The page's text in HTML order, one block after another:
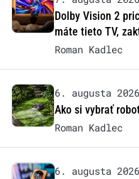
Dolby Vision 2
máte tieto TV,
Roman Kadlec
6. augusta 2026
Ako si vybrať
Roman Kadlec
6. augusta 2026